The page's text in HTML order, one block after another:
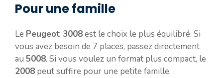
Pour une famille
Le Peugeot 3008est le choix le plus équilibré. Si
vous avez besoin de 7 places, passez directement
au 5008. Si vous voulez un format plus compact, le
2008 peut suffire pour une petite famille.